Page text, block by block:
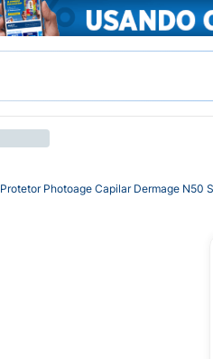
Protetor Photoage Capilar Dermage N50